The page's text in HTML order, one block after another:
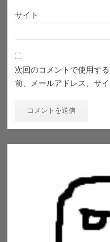
サイト
次回のコメントで使用す
前、メールアドレス、サイ